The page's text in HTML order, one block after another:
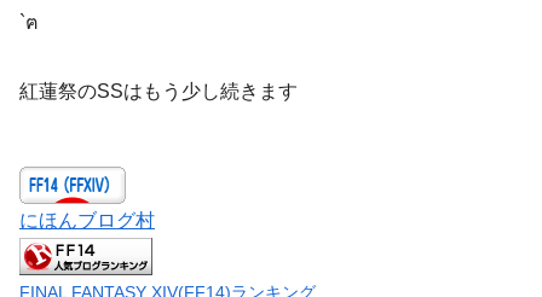
`ฅ
紅蓮祭のSSはもう少し続きます
にほんブログ村
FINAL FANTASY XIV(FF14)ランキング